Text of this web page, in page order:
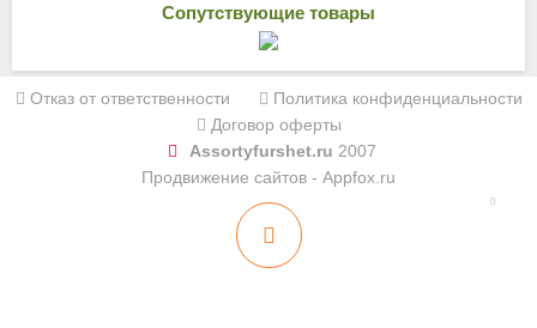
Сопутствующие товары
Отказ от ответственности
Политика конфиденциальности
Договор оферты
Assortyfurshet.ru 2007
Продвижение сайтов - Appfox.ru